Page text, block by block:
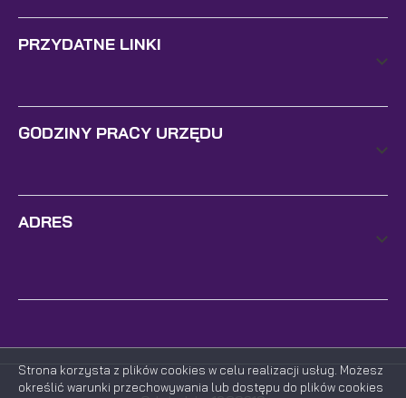
PRZYDATNE LINKI
GODZINY PRACY URZĘDU
ADRES
Strona korzysta z plików cookies w celu realizacji usług. Możesz
określić warunki przechowywania lub dostępu do plików cookies